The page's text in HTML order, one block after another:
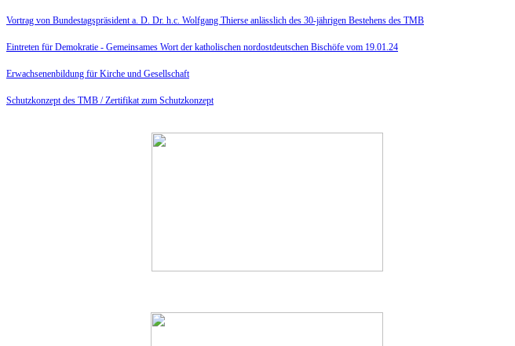
Vortrag von Bundestagspräsident a. D. Dr. h.c. Wolfgang Thierse anlässlich des 30-jährigen Bestehens des TMB
Eintreten für Demokratie - Gemeinsames Wort der katholischen nordostdeutschen Bischöfe vom 19.01.24
Erwachsenenbildung für Kirche und Gesellschaft
Schutzkonzept des TMB / Zertifikat zum Schutzkonzept